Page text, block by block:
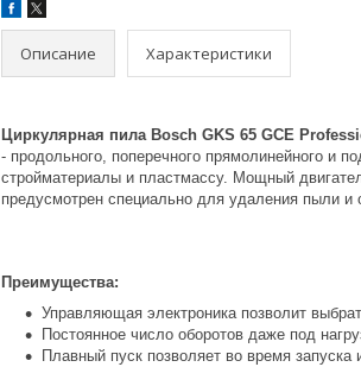
Описание Характеристики
Циркулярная пила Bosch GKS 65 GCE
- продольного, поперечного прямолинейного и
стройматериалы и пластмассу. Мощный
предусмотрен специально для удаления пыли и
Преимущества:
Управляющая электроника позволит
Постоянное число оборотов даже под
Плавный пуск позволяет во время